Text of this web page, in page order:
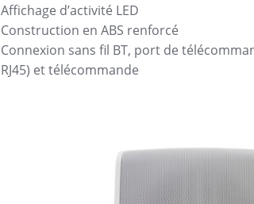
Affichage d’activité LED
Construction en ABS renforcé
Connexion sans fil BT, port de
RJ45) et télécommande